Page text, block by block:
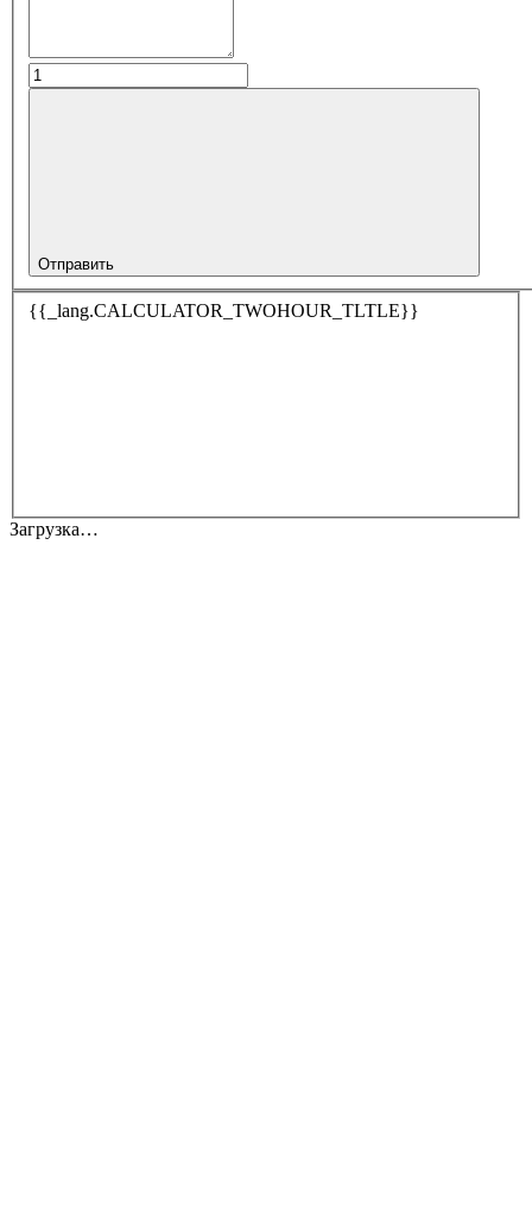
Отправить
{{_lang.CALCULATOR_TWOHOUR_TLTLE}}
Загрузка…